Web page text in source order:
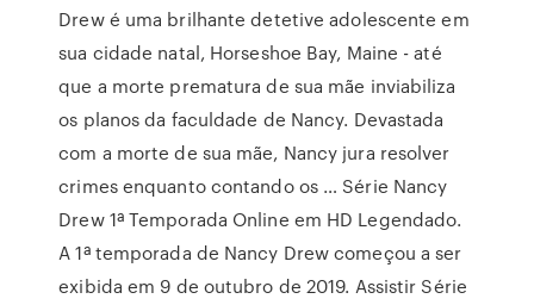
Drew é uma brilhante detetive adolescente em
sua cidade natal, Horseshoe Bay, Maine - até
que a morte prematura de sua mãe inviabiliza
os planos da faculdade de Nancy. Devastada
com a morte de sua mãe, Nancy jura resolver
crimes enquanto contando os … Série Nancy
Drew 1ª Temporada Online em HD Legendado.
A 1ª temporada de Nancy Drew começou a ser
exibida em 9 de outubro de 2019. Assistir Série